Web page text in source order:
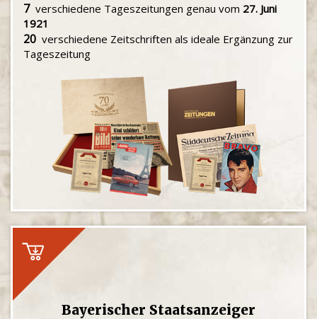
7verschiedene Tageszeitungen genau vom 27. Juni
1921
20 verschiedene Zeitschriften als ideale Ergänzung zur
Tageszeitung
Bayerischer Staatsanzeiger